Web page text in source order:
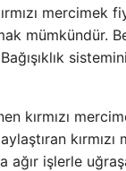
mercimek
mümkündür.
kırmızı
işlerle